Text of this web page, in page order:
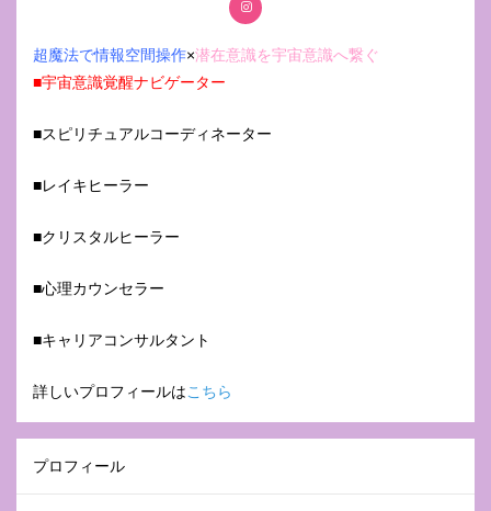
超魔法で情報空間操作×潜在意識を宇宙意識へ繋ぐ
■宇宙意識覚醒ナビゲーター
■スピリチュアルコーディネーター
■レイキヒーラー
■クリスタルヒーラー
■心理カウンセラー
■キャリアコンサルタント
詳しいプロフィールはこちら
プロフィール